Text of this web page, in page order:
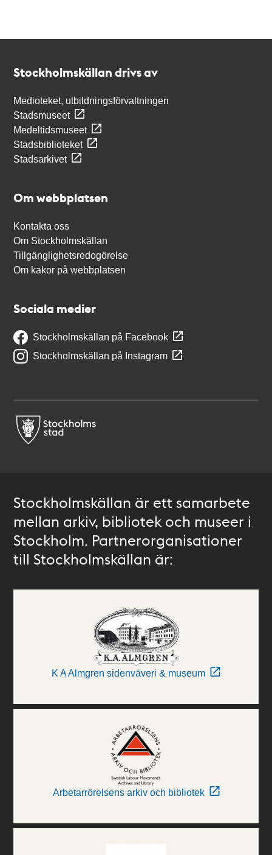
Stockholmskällan drivs av
Medioteket, utbildningsförvaltningen
Stadsmuseet
Medeltidsmuseet
Stadsbiblioteket
Stadsarkivet
Om webbplatsen
Kontakta oss
Om Stockholmskällan
Tillgänglighetsredogörelse
Om kakor på webbplatsen
Sociala medier
Stockholmskällan på Facebook
Stockholmskällan på Instagram
Stockholmskällan är ett samarbete
mellan arkiv, bibliotek och museer i
Stockholm. Partnerorganisationer
till Stockholmskällan är:
K A Almgren sidenväveri & museum
Arbetarrörelsens arkiv och bibliotek